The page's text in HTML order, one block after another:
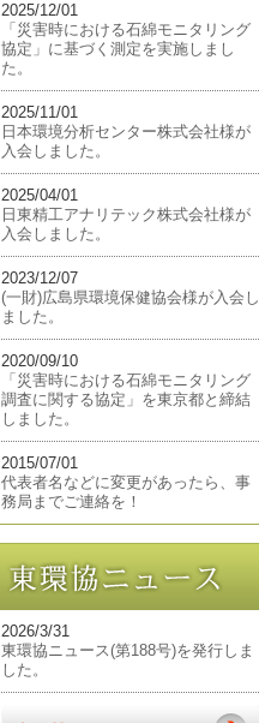
2025/12/01
「災害時における石綿モニタリング
協定」に基づく測定を実施しまし
た。
2025/11/01
日本環境分析センター株式会社様が
入会しました。
2025/04/01
日東精工アナリテック株式会社様が
入会しました。
2023/12/07
(一財)広島県環境保健協会様が入会し
ました。
2020/09/10
「災害時における石綿モニタリング
調査に関する協定」を東京都と締結
しました。
2015/07/01
代表者名などに変更があったら、事
務局までご連絡を！
2026/3/31
東環協ニュース(第188号)を発行しま
した。